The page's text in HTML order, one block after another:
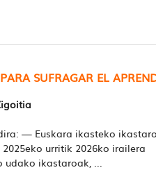
SUFRAGAR EL
— Euskara ikasteko
urritik 2026ko irailera
ikastaroak, ...